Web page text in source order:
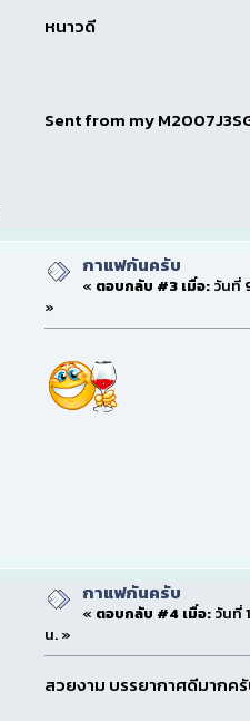
หนาวดี
Sent from my
กาแฟกันครับ
« ตอบกลับ #3 เมื่อ:วันที่
»
กาแฟกันครับ
« ตอบกลับ #4 เมื่อ:วันที่
น. »
สวยงาม บรรยากาศดีมากค